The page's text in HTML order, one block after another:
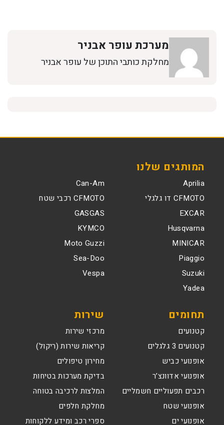
מערכת עופר אבניר
מחלקת כותבי התוכן של עופר אבניר
המותגים שלנו
Aprilia
Can-Am
CFMOTO דו גלגלי
CFMOTO רכבי שטח
EXCAR
GASGAS
Husqvarna
KYMCO
MINICAR
Moto Guzzi
Piaggio
Sea-Doo
Suzuki
Vespa
Yadea
תחומים
קטנועים
קטנועים 3 גלגלים
אופנועי כביש
אופנועי אדוונצ’ר
רכבים תפעוליים חשמליים
אופנועי שטח
אופנועי ים
שירות
מרכזי שירות
קריאות שירות (ריקול)
מחירון טיפולים
בדיקת מערכות בטיחות
המלצות לרכיבה בטוחה
מחלקת חלפים
ספרי רכב ומידע ללקוחות